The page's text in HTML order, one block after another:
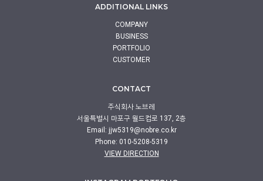
ADDITIONAL LINKS
COMPANY
BUSINESS
PORTFOLIO
CUSTOMER
CONTACT
주식회사 노브레
서울특별시 마포구 월드컵로 137, 2층
Email: jjw5319@nobre.co.kr
Phone: 010-5208-5319
VIEW DIRECTION